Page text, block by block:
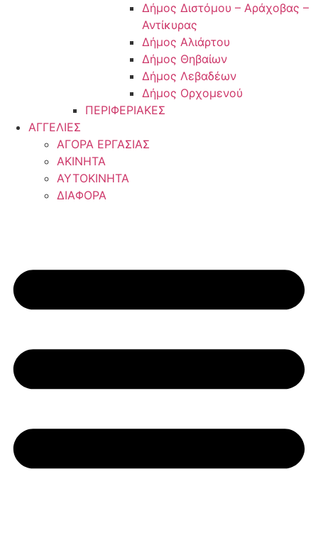
Δήμος Διστόμου – Αράχοβας –
Αντίκυρας
Δήμος Αλιάρτου
Δήμος Θηβαίων
Δήμος Λεβαδέων
Δήμος Ορχομενού
ΠΕΡΙΦΕΡΙΑΚΕΣ
ΑΓΓΕΛΙΕΣ
ΑΓΟΡΑ ΕΡΓΑΣΙΑΣ
ΑΚΙΝΗΤΑ
ΑΥΤΟΚΙΝΗΤΑ
ΔΙΑΦΟΡΑ